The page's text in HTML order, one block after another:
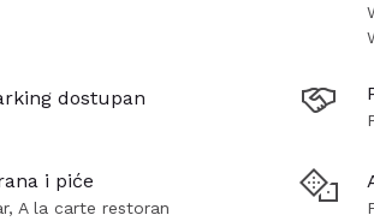
Hotel je izgrađen u stilu monaške
šarm.
dostupan
i piće
A la carte restoran